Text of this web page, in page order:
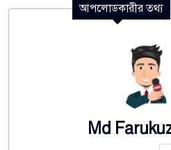
আপলোডকারীর তথ্য
Md